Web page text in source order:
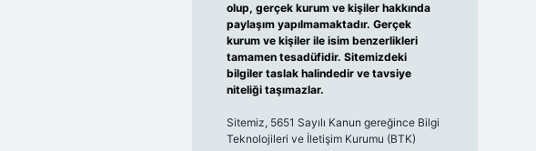
olup, gerçek kurum ve kişiler hakkında
paylaşım yapılmamaktadır. Gerçek
kurum ve kişiler ile isim benzerlikleri
tamamen tesadüfidir. Sitemizdeki
bilgiler taslak halindedir ve tavsiye
niteliği taşımazlar.
Sitemiz, 5651 Sayılı Kanun gereğince Bilgi
Teknolojileri ve İletişim Kurumu (BTK)